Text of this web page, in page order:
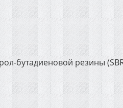
бутадиеновой резины